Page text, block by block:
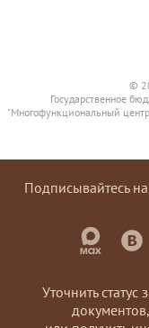
©
Государственное
"Многофункциональный
Подписывайтесь
Уточнить статус